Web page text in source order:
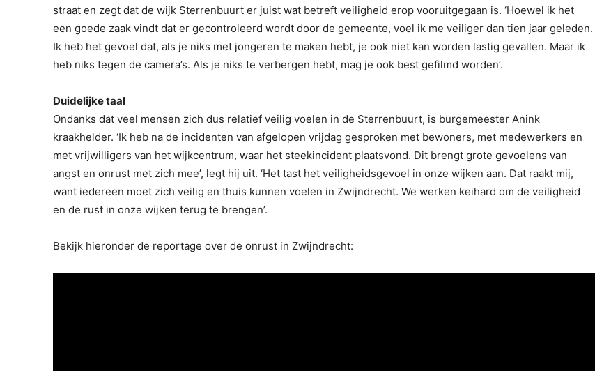
straat en zegt dat de wijk Sterrenbuurt er juist wat betreft veiligheid erop vooruitgegaan is. ‘Hoewel ik het
een goede zaak vindt dat er gecontroleerd wordt door de gemeente, voel ik me veiliger dan tien jaar geleden.
Ik heb het gevoel dat, als je niks met jongeren te maken hebt, je ook niet kan worden lastig gevallen. Maar ik
heb niks tegen de camera’s. Als je niks te verbergen hebt, mag je ook best gefilmd worden’.
Duidelijke taal
Ondanks dat veel mensen zich dus relatief veilig voelen in de Sterrenbuurt, is burgemeester Anink
kraakhelder. ‘Ik heb na de incidenten van afgelopen vrijdag gesproken met bewoners, met medewerkers en
met vrijwilligers van het wijkcentrum, waar het steekincident plaatsvond. Dit brengt grote gevoelens van
angst en onrust met zich mee’, legt hij uit. ‘Het tast het veiligheidsgevoel in onze wijken aan. Dat raakt mij,
want iedereen moet zich veilig en thuis kunnen voelen in Zwijndrecht. We werken keihard om de veiligheid
en de rust in onze wijken terug te brengen’.
Bekijk hieronder de reportage over de onrust in Zwijndrecht: